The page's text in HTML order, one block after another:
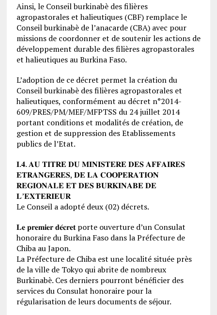
Ainsi, le Conseil burkinabè des filières
agropastorales et halieutiques (CBF) remplace le
Conseil burkinabè de l’anacarde (CBA) avec pour
missions de coordonner et de soutenir les actions de
développement durable des filières agropastorales
et halieutiques au Burkina Faso.
L’adoption de ce décret permet la création du
Conseil burkinabè des filières agropastorales et
halieutiques, conformément au décret n°2014-
609/PRES/PM/MEF/MFPTSS du 24 juillet 2014
portant conditions et modalités de création, de
gestion et de suppression des Etablissements
publics de l’Etat.
𝐈.𝟒. 𝐀𝐔 𝐓𝐈𝐓𝐑𝐄 𝐃𝐔 𝐌𝐈𝐍𝐈𝐒𝐓𝐄𝐑𝐄 𝐃𝐄𝐒 𝐀𝐅𝐅𝐀𝐈𝐑𝐄𝐒
𝐄𝐓𝐑𝐀𝐍𝐆𝐄𝐑𝐄𝐒, 𝐃𝐄 𝐋𝐀 𝐂𝐎𝐎𝐏𝐄𝐑𝐀𝐓𝐈𝐎𝐍
𝐑𝐄𝐆𝐈𝐎𝐍𝐀𝐋𝐄 𝐄𝐓 𝐃𝐄𝐒 𝐁𝐔𝐑𝐊𝐈𝐍𝐀𝐁𝐄 𝐃𝐄
𝐋’𝐄𝐗𝐓𝐄𝐑𝐈𝐄𝐔𝐑
Le Conseil a adopté deux (02) décrets.
𝐋𝐞 𝐩𝐫𝐞𝐦𝐢𝐞𝐫 𝐝𝐞́𝐜𝐫𝐞𝐭 porte ouverture d’un Consulat
honoraire du Burkina Faso dans la Préfecture de
Chiba au Japon.
La Préfecture de Chiba est une localité située près
de la ville de Tokyo qui abrite de nombreux
Burkinabè. Ces derniers pourront bénéficier des
services du Consulat honoraire pour la
régularisation de leurs documents de séjour.